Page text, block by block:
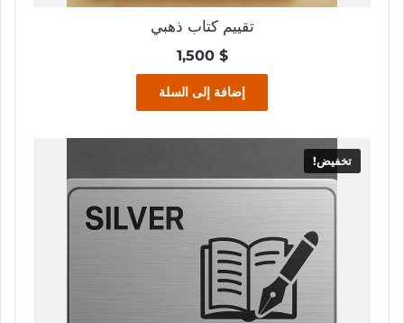
تقييم كتاب ذهبي
1,500 $
إضافة إلى السلة
تخفيض!